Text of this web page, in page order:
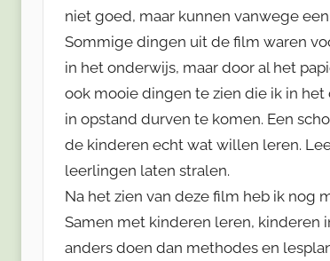
niet goed, maar kunnen vanwege
Sommige dingen uit de film waren
in het onderwijs, maar door al het
ook mooie dingen te zien die ik in
in opstand durven te komen. Een
de kinderen echt wat willen leren.
leerlingen laten stralen.
Na het zien van deze film heb ik nog
Samen met kinderen leren, kinderen
anders doen dan methodes en